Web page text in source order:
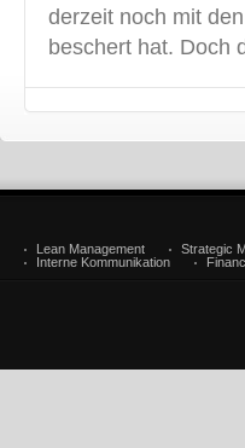
derzeit noch mit
beschert hat. Doch
Lean Management Strategic
Interne Kommunikation